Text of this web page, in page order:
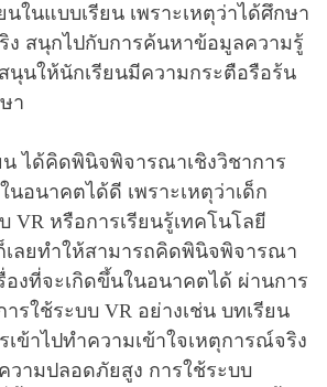
นในแบบเรียน เพราะเหตุว่าได้ศึกษา
ง สนุกไปกับการค้นหาข้อมูลความรู้
นุนให้นักเรียนมีความกระตือรือร้น
า
น ได้คิดพินิจพิจารณาเชิงวิชาการ
อนาคตได้ดี เพราะเหตุว่าเด็ก
VR หรือการเรียนรู้เทคโนโลยี
เลยทำให้สามารถคิดพินิจพิจารณา
งที่จะเกิดขึ้นในอนาคตได้ ผ่านการ
รใช้ระบบ VR อย่างเช่น บทเรียน
ข้าไปทำความเข้าใจเหตุการณ์จริง
วามปลอดภัยสูง การใช้ระบบ